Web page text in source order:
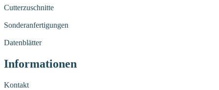
Cutterzuschnitte
Sonderanfertigungen
Datenblätter
Informationen
Kontakt